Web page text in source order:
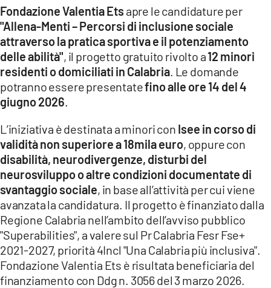
LACTV.IT
LACONAIR.IT
LACITYMAG.IT
ILREGGINO.IT
ILVIBONESE.IT
CATANZAROCHANNEL.IT
LACAPITALENEWS.IT
App
ANDROID
APPLE
Fondazione Valentia Ets apre le candidature per
"Allena-Menti – Percorsi di inclusione sociale
attraverso la pratica sportiva e il potenziamento
delle abilità", il progetto gratuito rivolto a12 minori
residenti o domiciliati in Calabria . Le domande
potranno essere presentatefino alle ore 14 del 4
giugno 2026
L’iniziativa è destinata a minori con Isee in corso di
validità non superiore a 18mila euro, oppure con
disabilità, neurodivergenze, disturbi del
neurosviluppo o altre condizioni documentate di
svantaggio sociale, in base all’attività per cui viene
avanzata la candidatura. Il progetto è finanziato dalla
Regione Calabria nell’ambito dell’avviso pubblico
"Superabilities", a valere sul Pr Calabria Fesr Fse+
2021-2027, priorità 4Incl "Una Calabria più inclusiva".
Fondazione Valentia Ets è risultata beneficiaria del
finanziamento con Ddg n. 3056 del 3 marzo 2026.